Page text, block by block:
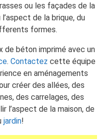
ou les façades de la
de la brique, du
formes.
de béton imprimé avec un
. Contactez cette équipe
en aménagements
créer des allées, des
des carrelages, des
l’aspect de la maison, de
jardin!